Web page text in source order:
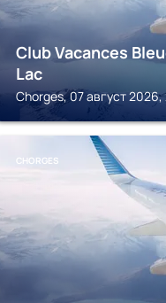
Club Vacances
Lac
Chorges, 07 август
CHORGES